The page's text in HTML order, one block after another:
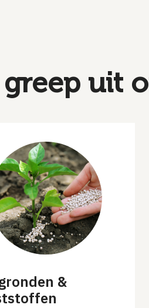
greep uit
&